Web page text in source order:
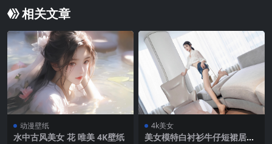
相关文章
动漫壁纸
水中古风美女 花 唯美 4K壁纸
4k美女
美女模特白衬衫牛仔短裙居家